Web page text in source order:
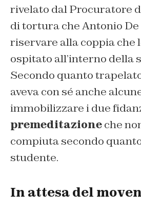
rivelato dal Procuratore
di tortura che Antonio
riservare alla coppia che
ospitato all’interno della
Secondo quanto
aveva con sé anche
immobilizzare i due
premeditazioneche
compiuta secondo
studente.
In attesa del